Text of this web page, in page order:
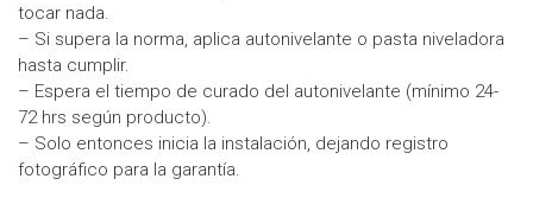
tocar nada.
– Si supera la norma, aplica autonivelante o pasta niveladora
hasta cumplir.
– Espera el tiempo de curado del autonivelante (mínimo 24-
72 hrs según producto).
– Solo entonces inicia la instalación, dejando registro
fotográfico para la garantía.